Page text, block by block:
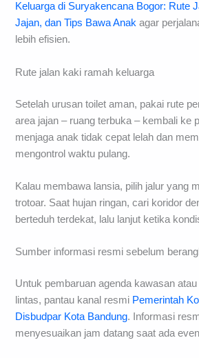
Keluarga di Suryakencana Bogor: Rute
Jajan, dan Tips Bawa Anak agar
lebih efisien.
Rute jalan kaki ramah keluarga
Setelah urusan toilet aman, pakai rute
area jajan – ruang terbuka – kembali ke
menjaga anak tidak cepat lelah dan
mengontrol waktu pulang.
Kalau membawa lansia, pilih jalur yang
trotoar. Saat hujan ringan, cari koridor
berteduh terdekat, lalu lanjut ketika
Sumber informasi resmi sebelum
Untuk pembaruan agenda kawasan
lintas, pantau kanal resmi Pemerintah
Disbudpar Kota Bandung. Informasi
menyesuaikan jam datang saat ada